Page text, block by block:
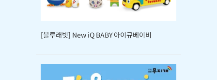
[블루래빗] New iQ BABY 아이큐베이비